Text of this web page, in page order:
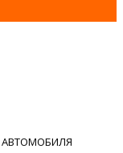
АВТОМОБИЛЯ